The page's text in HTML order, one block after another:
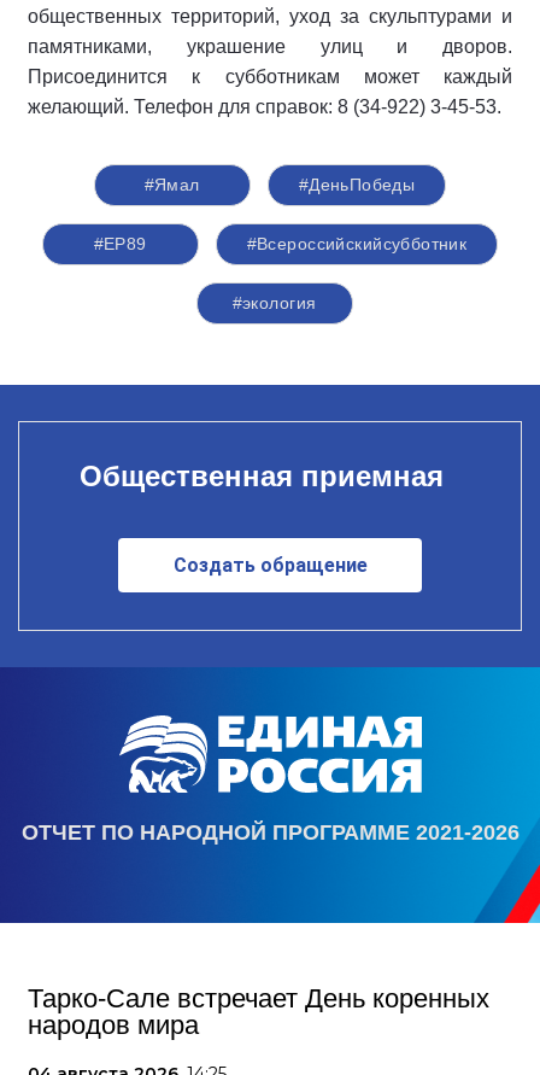
общественных территорий, уход за скульптурами и
памятниками, украшение улиц и дворов.
Присоединится к субботникам может каждый
желающий. Телефон для справок: 8 (34-922) 3-45-53.
#Ямал #ДеньПобеды
#ЕР89 #Всероссийскийсубботник
#экология
Общественная приемная
Создать обращение
ОТЧЕТ ПО НАРОДНОЙ ПРОГРАММЕ 2021-2026
Тарко-Сале встречает День коренных
народов мира